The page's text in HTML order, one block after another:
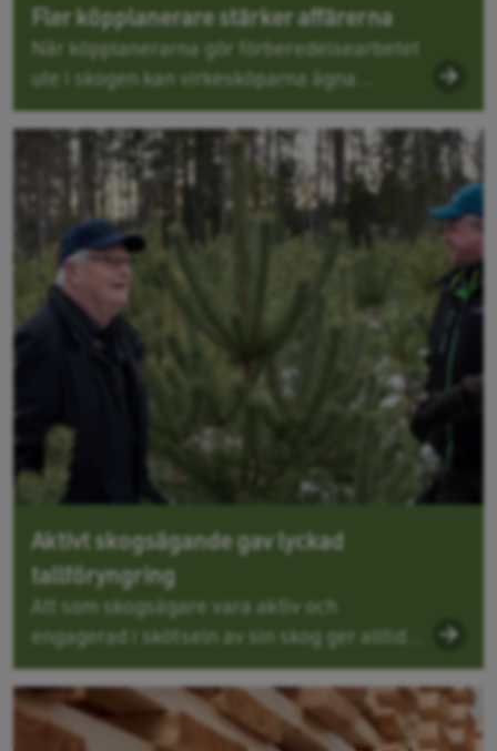
Fler köpplanerare stärker affärerna
När köpplanerarna gör förberedelsearbetet
ute i skogen kan virkesköparna ägna...
Aktivt skogsägande gav lyckad
tallföryngring
Att som skogsägare vara aktiv och
engagerad i skötseln av sin skog ger alltid...